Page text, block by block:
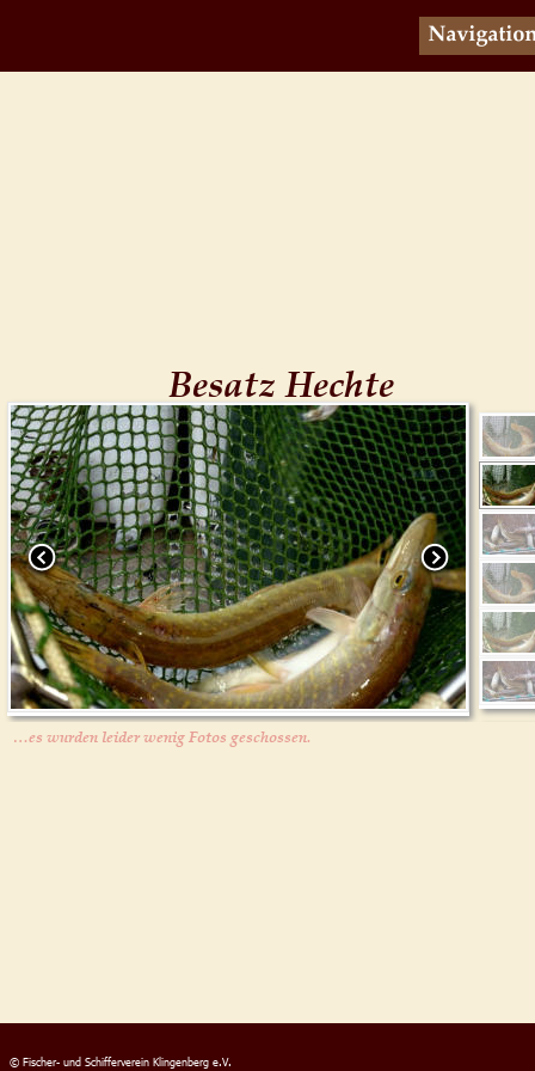
© Fischer- und Schifferverein Klingenberg e.V.
Besatz Hechte
…es wurden leider wenig Fotos geschossen.